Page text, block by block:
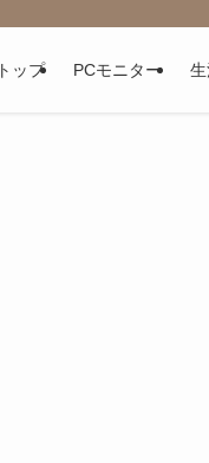
トップ PCモニター